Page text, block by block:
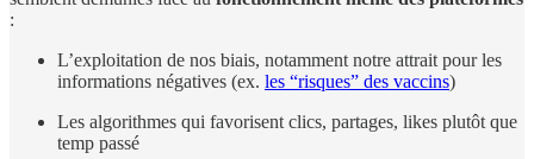
:
L’exploitation de nos biais, notamment notre attrait pour les
informations négatives (ex. les “risques” des vaccins)
Les algorithmes qui favorisent clics, partages, likes plutôt que
temp passé